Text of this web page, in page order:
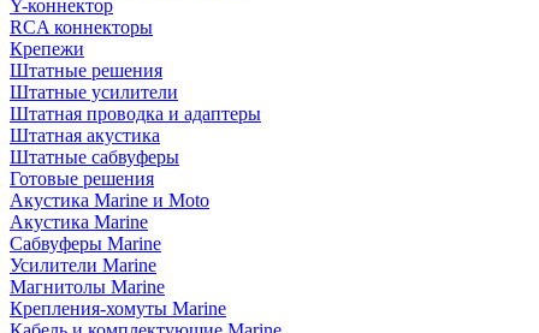
Y-коннектор
RCA коннекторы
Крепежи
Штатные решения
Штатные усилители
Штатная проводка и адаптеры
Штатная акустика
Штатные сабвуферы
Готовые решения
Акустика Marine и Moto
Акустика Marine
Сабвуферы Marine
Усилители Marine
Магнитолы Marine
Крепления-хомуты Marine